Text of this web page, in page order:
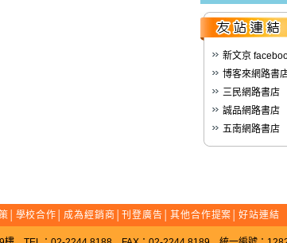
新文京
博客來網路書
三民網路書店
誠品網路書店
五南網路書店
學校合作 │成為經銷商 │刊登廣告 其他合作提案 │好站連結